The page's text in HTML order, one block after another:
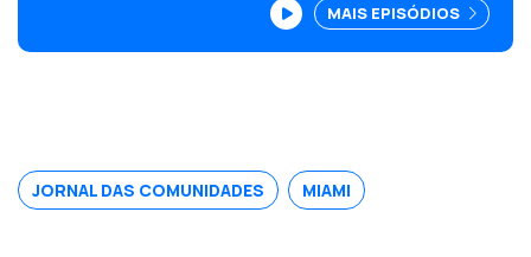
ministro português no Brasil desafia
comunidade a investir em Portugal.
Edição Isabel Gaspar Dias
MAIS EPISÓDIOS
JORNAL DAS COMUNIDADES MIAMI